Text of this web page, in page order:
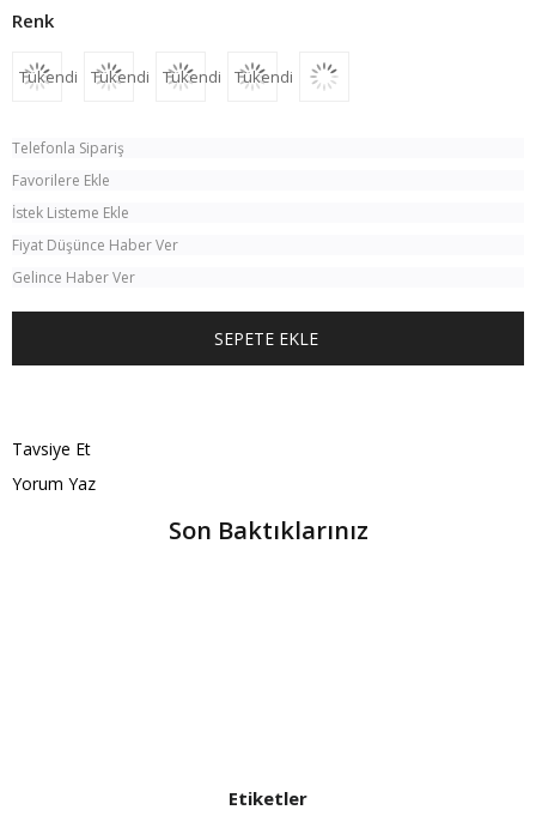
Tükendi Tükendi Tükendi Tükendi
Telefonla Sipariş
Favorilere Ekle
İstek Listeme Ekle
Fiyat Düşünce Haber Ver
Gelince Haber Ver
Tavsiye Et
Yorum Yaz
Son Baktıklarınız
Etiketler